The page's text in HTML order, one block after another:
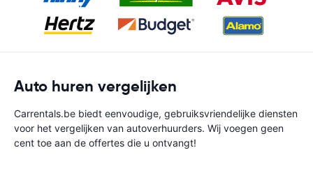
Auto huren vergelijken
Carrentals.be biedt eenvoudige, gebruiksvriendelijke diensten
voor het vergelijken van autoverhuurders. Wij voegen geen
cent toe aan de offertes die u ontvangt!